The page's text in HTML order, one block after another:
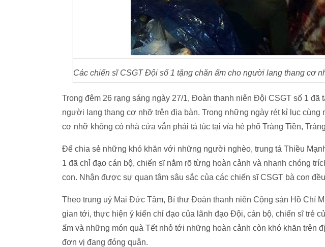
Các chiến sĩ CSGT Đội số 1 tặng chăn ấm cho người lang thang cơ
Trong đêm 26 rạng sáng ngày 27/1, Đoàn thanh niên Đội CSGT số 1 đã
người lang thang cơ nhỡ trên địa bàn. Trong những ngày rét kỉ lục
cơ nhỡ không có nhà cửa vẫn phải tá túc tại vỉa hè phố Tràng Tiền,
Để chia sẻ những khó khăn với những người nghèo, trung tá Thiều
1 đã chỉ đạo cán bộ, chiến sĩ nắm rõ từng hoàn cảnh và nhanh chóng
con. Nhận được sự quan tâm sâu sắc của các chiến sĩ CSGT bà con
Theo trung uý Mai Đức Tâm, Bí thư Đoàn thanh niên Cộng sản Hồ Chí
gian tới, thực hiện ý kiến chỉ đạo của lãnh đạo Đội, cán bộ, chiến sĩ trẻ
ấm và những món quà Tết nhỏ tới những hoàn cảnh còn khó khăn trên
đơn vị đang đóng quân.